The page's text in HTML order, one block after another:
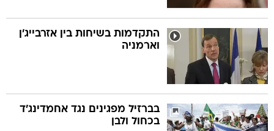
התקדמות בשיחות בין אזרבייג'ן
וארמניה
בברזיל מפגינים נגד אחמדינג'ד
בכחול ולבן